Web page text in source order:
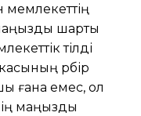
мемлекеттің
шарты
тілді
әрбір
ғана емес, ол
маңызды